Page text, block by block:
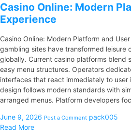
Casino Online: Modern
Experience
Casino Online: Modern Platform and
gambling sites have transformed leisure
globally. Current casino platforms blend
easy menu structures. Operators
interfaces that react immediately to user
design follows modern standards with
arranged menus. Platform developers
June 9, 2026 Post a Comment pack005
Read More